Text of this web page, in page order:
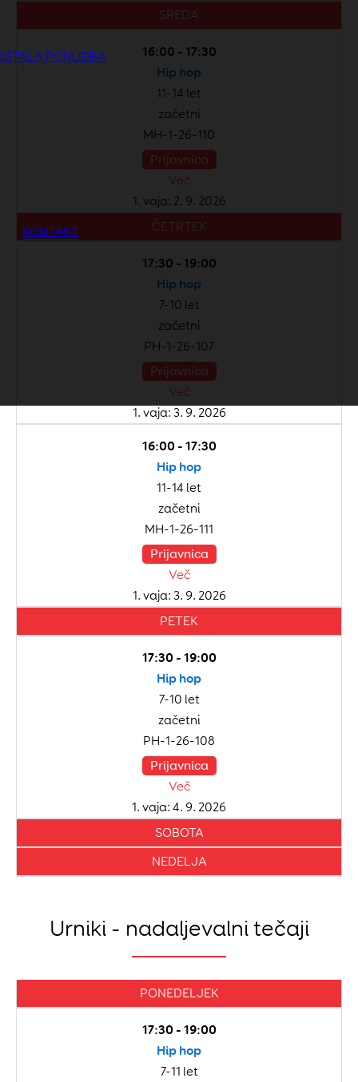
PONUDBA
KONTAKT
SREDA
16:00 - 17:30
Hip hop
11-14 let
začetni
MH-1-26-110
Prijavnica
Več
1. vaja: 2. 9. 2026
ČETRTEK
17:30 - 19:00
Hip hop
7-10 let
začetni
PH-1-26-107
Prijavnica
Več
1. vaja: 3. 9. 2026
16:00 - 17:30
Hip hop
11-14 let
začetni
MH-1-26-111
Prijavnica
Več
1. vaja: 3. 9. 2026
PETEK
17:30 - 19:00
Hip hop
7-10 let
začetni
PH-1-26-108
Prijavnica
Več
1. vaja: 4. 9. 2026
SOBOTA
NEDELJA
Urniki - nadaljevalni tečaji
PONEDELJEK
17:30 - 19:00
Hip hop
7-11 let